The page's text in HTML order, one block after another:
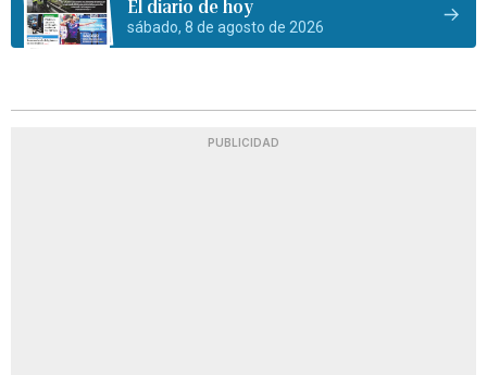
El diario de hoy
sábado, 8 de agosto de 2026
PUBLICIDAD